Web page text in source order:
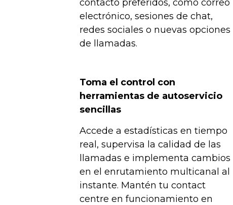
contacto preferidos, como correo
electrónico, sesiones de chat,
redes sociales o nuevas opciones
de llamadas.
Toma el control con
herramientas de autoservicio
sencillas
Accede a estadísticas en tiempo
real, supervisa la calidad de las
llamadas e implementa cambios
en el enrutamiento multicanal al
instante. Mantén tu contact
centre en funcionamiento en